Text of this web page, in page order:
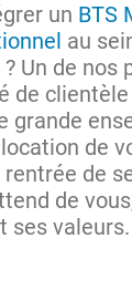
un BTS
au
? Un de nos
de
grande
de
de
de
ses valeurs.